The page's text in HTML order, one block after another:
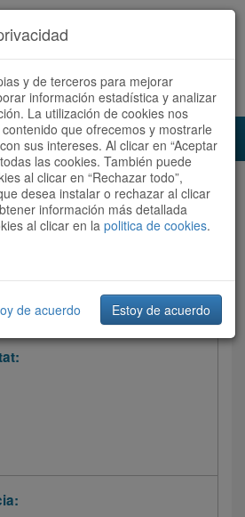
ara Español Català
Ordenar per:Més recents/ Dificultat
y de terceros para mejorar
información estadística y analizar
La utilización de cookies nos
que ofrecemos y mostrarle
sus intereses. Al clicar en “Aceptar
las cookies. También puede
al clicar en “Rechazar todo”,
desea instalar o rechazar al clicar
información más detallada
al clicar en la politica de cookies.
de acuerdo Estoy de acuerdo